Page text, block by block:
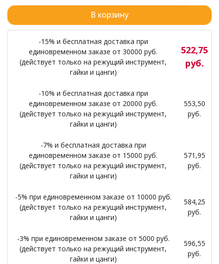
В корзину
-15% и бесплатная доставка при
единовременном заказе от 30000 руб.
(действует только на режущий инструмент,
гайки и цанги)
522,75
руб.
-10% и бесплатная доставка при
единовременном заказе от 20000 руб.
(действует только на режущий инструмент,
гайки и цанги)
553,50
руб.
-7% и бесплатная доставка при
единовременном заказе от 15000 руб.
(действует только на режущий инструмент,
гайки и цанги)
571,95
руб.
-5% при единовременном заказе от 10000 руб.
(действует только на режущий инструмент,
гайки и цанги)
584,25
руб.
-3% при единовременном заказе от 5000 руб.
(действует только на режущий инструмент,
гайки и цанги)
596,55
руб.